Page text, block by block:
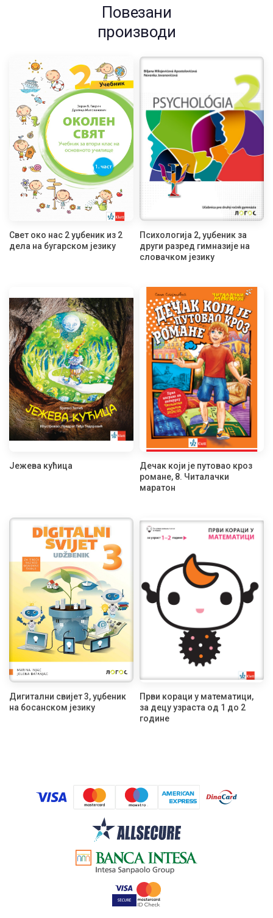
Повезани
производи
Свет око нас 2 уџбеник из 2
дела на бугарском језику
Психологија 2, уџбеник за
други разред гимназије на
словачком језику
Јежева кућица
Дечак који је путовао кроз
романе, 8. Читалачки
маратон
Дигитални свијет 3, уџбеник
на босанском језику
Први кораци у математици,
за децу узраста од 1 до 2
године